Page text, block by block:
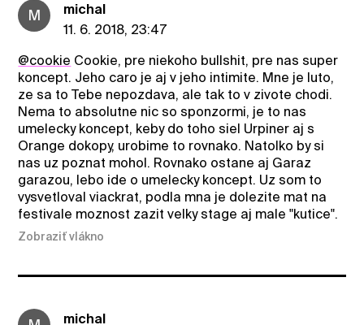
M
michal
11. 6. 2018, 23:47
@cookie Cookie, pre niekoho bullshit, pre nas super
koncept. Jeho caro je aj v jeho intimite. Mne je luto,
ze sa to Tebe nepozdava, ale tak to v zivote chodi.
Nema to absolutne nic so sponzormi, je to nas
umelecky koncept, keby do toho siel Urpiner aj s
Orange dokopy, urobime to rovnako. Natolko by si
nas uz poznat mohol. Rovnako ostane aj Garaz
garazou, lebo ide o umelecky koncept. Uz som to
vysvetloval viackrat, podla mna je dolezite mat na
festivale moznost zazit velky stage aj male "kutice".
Zobraziť vlákno
michal